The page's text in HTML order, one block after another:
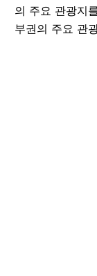
의 주요 관광지
부권의 주요 관